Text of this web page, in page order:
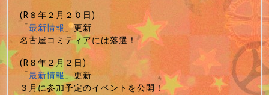
(R８年２月２０日)
「最新情報」更新
名古屋コミティアには落選！
(R８年２月２日)
「最新情報」更新
３月に参加予定のイベントを公開！